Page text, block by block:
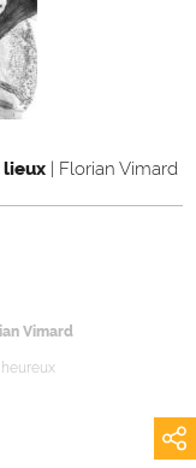
lieux | Florian Vimard
Vimard
heureux